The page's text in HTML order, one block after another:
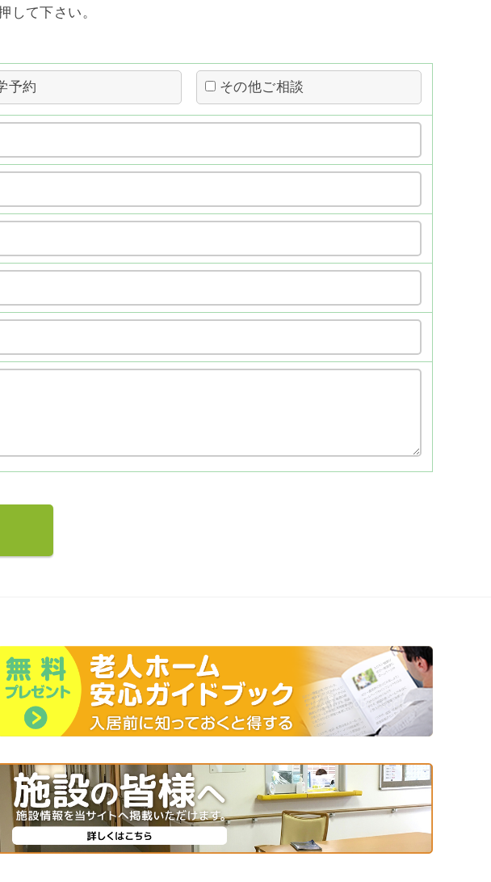
して下さい。
予約 その他ご相談